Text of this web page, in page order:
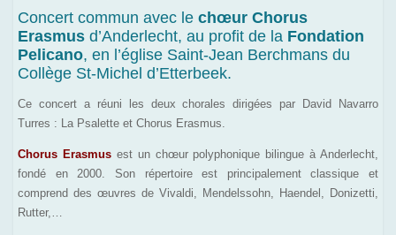
Concert commun avec le chœur Chorus
Erasmus d’Anderlecht, au profit de la Fondation
Pelicano, en l’église Saint-Jean Berchmans du
Collège St-Michel d’Etterbeek.
Ce concert a réuni les deux chorales dirigées par David Navarro
Turres : La Psalette et Chorus Erasmus.
Chorus Erasmus est un chœur polyphonique bilingue à Anderlecht,
fondé en 2000. Son répertoire est principalement classique et
comprend des œuvres de Vivaldi, Mendelssohn, Haendel, Donizetti,
Rutter,…